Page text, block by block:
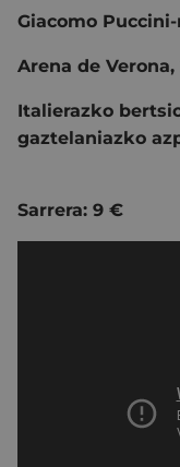
Giacomo
Arena de Verona,
Italierazko
gaztelaniazko
Sarrera: 9 €